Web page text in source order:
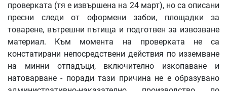
проверката (тя е извършена на 24 март), но са описани
пресни следи от оформени забои, площадки за
товарене, вътрешни пътища и подготвен за извозване
материал. Към момента на проверката не са
констатирани непосредствени действия по изземване
на минни отпадъци, включително изкопаване и
натоварване - поради тази причина не е образувано